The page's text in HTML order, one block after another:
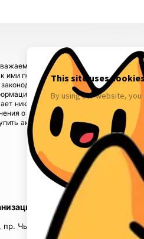
покупатели, приобретайте
пользоваться! Если у Вас
Магазин
предупреждая, что в случае
законов и не каких прав
о происхождении товаров. Мы
аккаунты инстаграм, купить
в России.
Чынгыз Айтматов, д.16, кв.68.